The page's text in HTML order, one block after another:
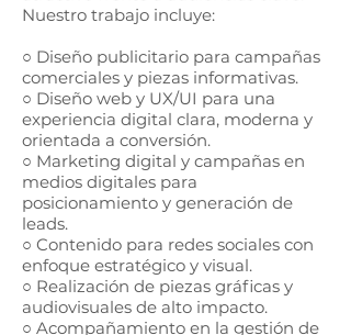
Nuestro trabajo incluye:
○ Diseño publicitario para campañas
comerciales y piezas informativas.
○ Diseño web y UX/UI para una
experiencia digital clara, moderna y
orientada a conversión.
○ Marketing digital y campañas en
medios digitales para
posicionamiento y generación de
leads.
○ Contenido para redes sociales con
enfoque estratégico y visual.
○ Realización de piezas gráficas y
audiovisuales de alto impacto.
○ Acompañamiento en la gestión de